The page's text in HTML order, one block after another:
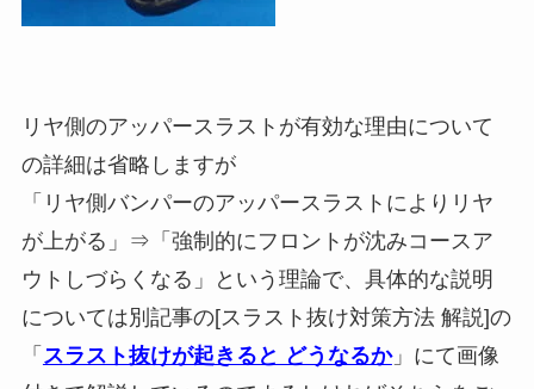
リヤ側のアッパースラストが有効な理由について
の詳細は省略しますが
「リヤ側バンパーのアッパースラストによりリヤ
が上がる」⇒「強制的にフロントが沈みコースア
ウトしづらくなる」という理論で、具体的な説明
については別記事の[スラスト抜け対策方法 解説]の
「 スラスト抜けが起きると どうなるか」にて画像